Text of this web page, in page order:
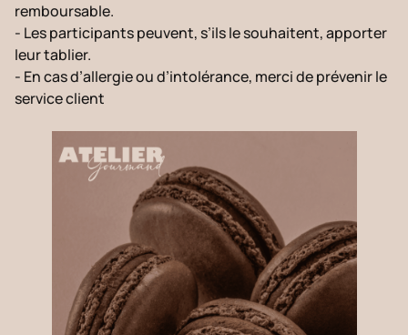
remboursable.
- Les participants peuvent, s’ils le souhaitent, apporter
leur tablier.
- En cas d’allergie ou d’intolérance, merci de prévenir le
service client